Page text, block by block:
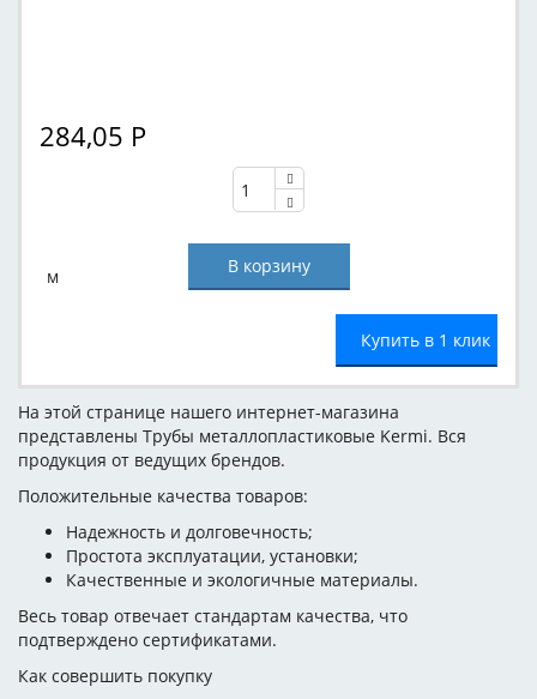
284,05 Р
м
Купить в 1 клик
На этой странице нашего интернет-магазина
представлены Трубы металлопластиковые Kermi. Вся
продукция от ведущих брендов.
Положительные качества товаров:
Надежность и долговечность;
Простота эксплуатации, установки;
Качественные и экологичные материалы.
Весь товар отвечает стандартам качества, что
подтверждено сертификатами.
Как совершить покупку